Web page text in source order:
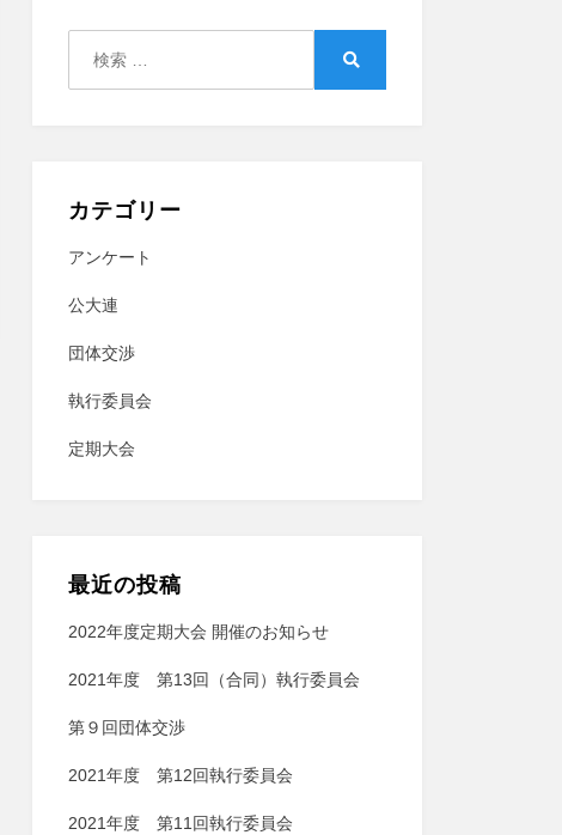
カテゴリー
アンケート
公大連
団体交渉
執行委員会
定期大会
最近の投稿
2022年度定期⼤会 開催のお知らせ
2021年度 第13回（合同）執行委員会
第９回団体交渉
2021年度 第12回執行委員会
2021年度 第11回執行委員会